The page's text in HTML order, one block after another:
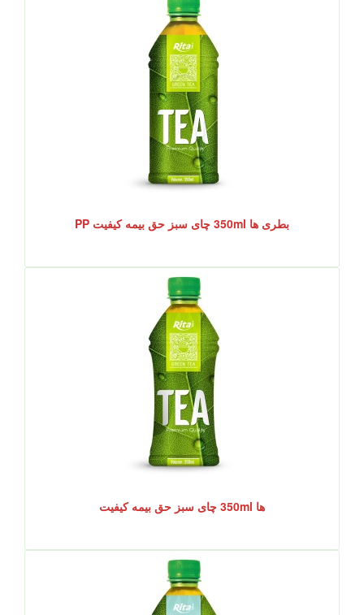
بطری ها 350ml چای سبز حق بیمه کیفیت PP
ها 350ml چای سبز حق بیمه کیفیت